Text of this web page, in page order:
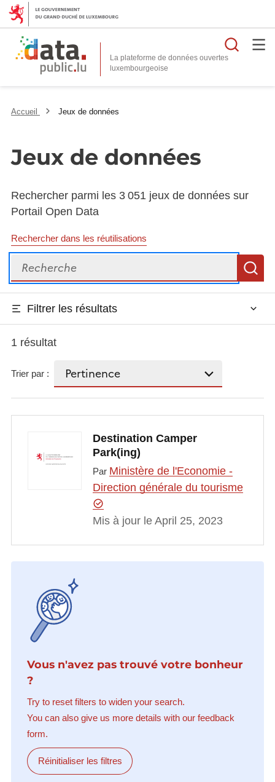
La plateforme de données ouvertes
Accueil Jeux de données
Jeux de données
Rechercher parmi les 3 051 jeux de données sur
Portail Open Data
Rechercher dans les réutilisations
Recherche
Filtrer les résultats
1 résultat
Trier par :
Destination Camper
Park(ing)
Par Ministère de l'Economie -
Direction générale du tourisme
Mis à jour le April 25, 2023
Vous n'avez pas trouvé votre bonheur
?
Try to reset filters to widen your search.
You can also give us more details with our feedback
form.
Réinitialiser les filtres